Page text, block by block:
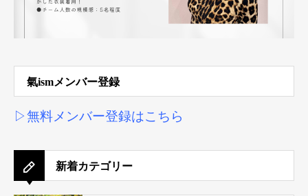
氣ismメンバー登録
▷無料メンバー登録はこちら
新着カテゴリー